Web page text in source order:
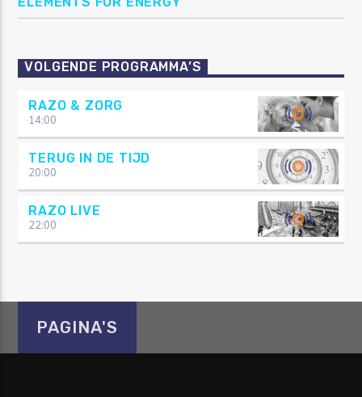
VOLGENDE PROGRAMMA’S
RAZO & ZORG
14:00
TERUG IN DE TIJD
20:00
RAZO LIVE
22:00
PAGINA'S